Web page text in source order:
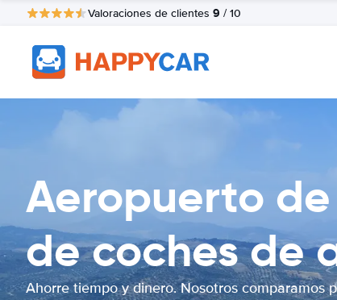
Valoraciones de clientes 9 / 10
Aeropuerto
de coches de
Ahorre tiempo y dinero. Nosotros comparamos